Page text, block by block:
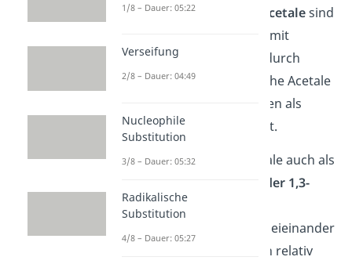
istreversibel. Cyclische Acetalesind
und damit
schwieriger abzuspalten durch
saureHydrolyse
. Acyclische Acetale
werden also nur sehr selten als
Schutzgruppen verwendet.
Weiterhin kannst du Acetale auch als
Schutzgruppen für 1,2- oder 1,3-
Dioleverwenden. Zwei
Hydroxygruppen so eng beieinander
sind wie Carbonylgruppen relativ
1/8 – Dauer: 05:22
Verseifung
2/8 – Dauer: 04:49
Nucleophile
Substitution
3/8 – Dauer: 05:32
Radikalische
Substitution
4/8 – Dauer: 05:27